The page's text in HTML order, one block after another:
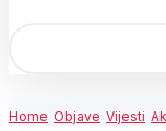
Home Objave Vijesti